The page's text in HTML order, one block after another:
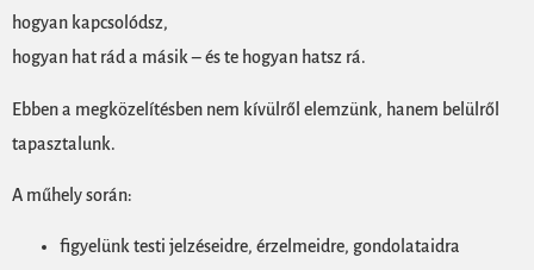
hogyan kapcsolódsz,
hogyan hat rád a másik – és te hogyan hatsz rá.
Ebben a megközelítésben nem kívülről elemzünk, hanem belülről
tapasztalunk.
A műhely során:
figyelünk testi jelzéseidre, érzelmeidre, gondolataidra